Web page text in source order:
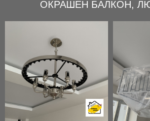
ОКРАШЕН БАЛКОН,